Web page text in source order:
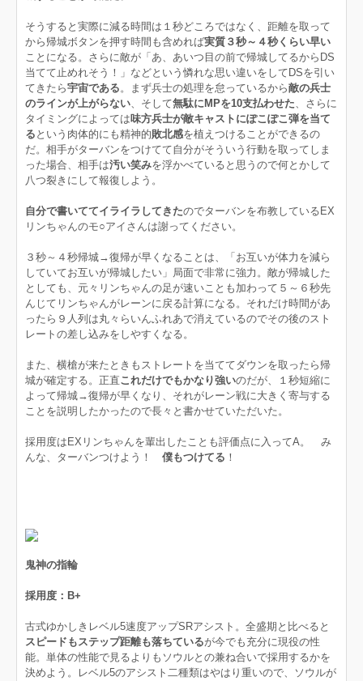
そうすると実際に減る時間は１秒どころではなく、距離を取って
から帰城ボタンを押す時間も含めれば実質３秒～４秒くらい早い
ことになる。さらに敵が「あ、あいつ目の前で帰城してるからDS
当てて止めれそう！」などという憐れな思い違いをしてDSを引い
てきたら宇宙である。まず兵士の処理を怠っているから敵の兵士
のラインが上がらない、そして無駄にMPを10支払わせた、さらに
タイミングによっては味方兵士が敵キャストにぽこぽこ弾を当て
る という肉体的にも精神的敗北感を植えつけることができるの
だ。相手がターバンをつけてて自分がそういう行動を取ってしま
った場合、相手は汚い笑みを浮かべていると思うので何とかして
八つ裂きにして報復しよう。
自分で書いててイライラしてきたのでターバンを布教しているEX
リンちゃんのモ○アイさんは謝ってください。
３秒～４秒帰城→復帰が早くなることは、「お互いが体力を減ら
していてお互いが帰城したい」局面で非常に強力。敵が帰城した
としても、元々リンちゃんの足が速いことも加わって５～６秒先
んじてリンちゃんがレーンに戻る計算になる。それだけ時間があ
ったら９人列は丸々らいんふれあで消えているのでその後のスト
レートの差し込みをしやすくなる。
また、横槍が来たときもストレートを当ててダウンを取ったら帰
城が確定する。正直これだけでもかなり強いのだが、１秒短縮に
よって帰城→復帰が早くなり、それがレーン戦に大きく寄与する
ことを説明したかったので長々と書かせていただいた。
採用度はEXリンちゃんを輩出したことも評価点に入ってA。 み
んな、ターバンつけよう！ 僕もつけてる ！
鬼神の指輪
採用度：B+
古式ゆかしきレベル5速度アップSRアシスト。全盛期と比べると
スピードもステップ距離も落ちているが今でも充分に現役の性
能。単体の性能で見るよりもソウルとの兼ね合いで採用するかを
決めよう。レベル5のアシスト二種類はやはり重いので、ソウルが